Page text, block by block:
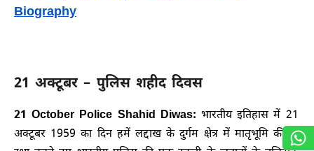
Biography
21 अक्टूबर – पुलिस शहीद दिवस
21 October Police Shahid Diwas: भारतीय इतिहास में 21
अक्टूबर 1959 का दिन हमें लद्दाख के दुर्गम क्षेत्र में मातृभूमि की